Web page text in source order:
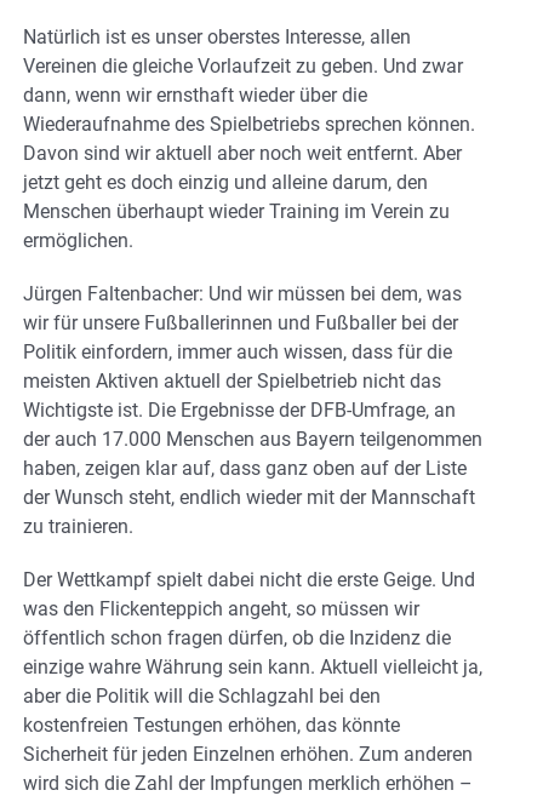
Natürlich ist es unser oberstes Interesse, allen
Vereinen die gleiche Vorlaufzeit zu geben. Und zwar
dann, wenn wir ernsthaft wieder über die
Wiederaufnahme des Spielbetriebs sprechen können.
Davon sind wir aktuell aber noch weit entfernt. Aber
jetzt geht es doch einzig und alleine darum, den
Menschen überhaupt wieder Training im Verein zu
ermöglichen.
Jürgen Faltenbacher: Und wir müssen bei dem, was
wir für unsere Fußballerinnen und Fußballer bei der
Politik einfordern, immer auch wissen, dass für die
meisten Aktiven aktuell der Spielbetrieb nicht das
Wichtigste ist. Die Ergebnisse der DFB-Umfrage, an
der auch 17.000 Menschen aus Bayern teilgenommen
haben, zeigen klar auf, dass ganz oben auf der Liste
der Wunsch steht, endlich wieder mit der Mannschaft
zu trainieren.
Der Wettkampf spielt dabei nicht die erste Geige. Und
was den Flickenteppich angeht, so müssen wir
öffentlich schon fragen dürfen, ob die Inzidenz die
einzige wahre Währung sein kann. Aktuell vielleicht ja,
aber die Politik will die Schlagzahl bei den
kostenfreien Testungen erhöhen, das könnte
Sicherheit für jeden Einzelnen erhöhen. Zum anderen
wird sich die Zahl der Impfungen merklich erhöhen –